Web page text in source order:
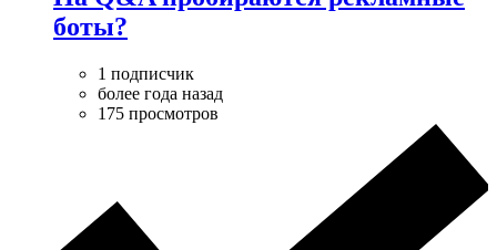
боты?
1 подписчик
более года назад
175 просмотров